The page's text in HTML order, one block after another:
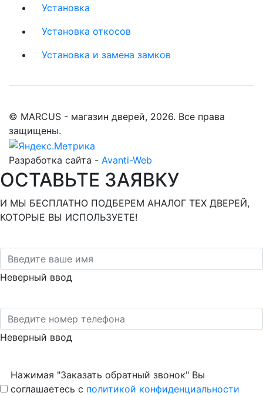
Установка
Установка откосов
Установка и замена замков
© MARCUS - магазин дверей, 2026. Все права
защищены.
Разработка сайта - Avanti-Web
ОСТАВЬТЕ ЗАЯВКУ
И МЫ БЕСПЛАТНО ПОДБЕРЕМ АНАЛОГ ТЕХ ДВЕРЕЙ,
КОТОРЫЕ ВЫ ИСПОЛЬЗУЕТЕ!
Неверный ввод
Неверный ввод
Нажимая "Заказать обратный звонок" Вы
соглашаетесь с политикой конфиденциальности